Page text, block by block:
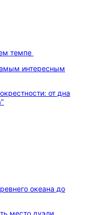
темпе
интересным
океана до
место дуэли